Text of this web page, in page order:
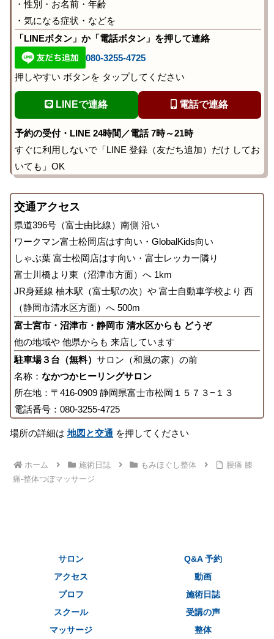
・性別・お名前・年齢
・気になる症状・などを
「LINEボタン」か「電話ボタン」を押して連絡
080-3255-4725
押しやすい ボタンを タップしてください
LINEで連絡 電話で連絡
予約の受付・LINE 24時間／電話 7時～21時
すぐに利用しないで「LINE 登録（友だち追加）だけ してお
いても」OK
交通アクセス
県道396号（富士由比線）南側 沿い
ワークマン富士松岡店はす向い・GlobalKids向い
しゃぶ葉 富士松岡店はす向い・富士レッカー隣り
富士川橋より東（沼津市方面）へ 1km
JR身延線 柚木駅（富士駅の次）や 富士自動車学校より 西
（静岡市清水区方面）へ 500m
富士宮市・沼津市・静岡市 清水区からも どうぞ
他の地域や 他県からも 来店しています
駐車場３台（無料） サロン（和風の家）の前
名称： なかつかヒーリングサロン
所在地：〒416-0909 静岡県富士市松岡１５７３−１３
電話番号：080-3255-4725
場所の詳細は地図と交通 を押してください
ホーム 施術日誌 もみほぐし整体
腰痛 膝
痛-整体つぼマッサージ
サロン
Q&A 予約
アクセス
動画
プロフ
施術日誌
スクール
受講の声
マッサージ
整体